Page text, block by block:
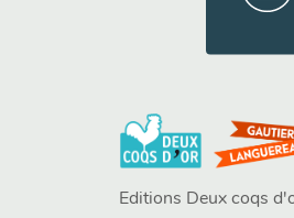
Editions Deux coqs